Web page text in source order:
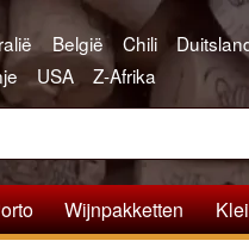
België Chili
USA Z-Afrika
Wijnpakketten